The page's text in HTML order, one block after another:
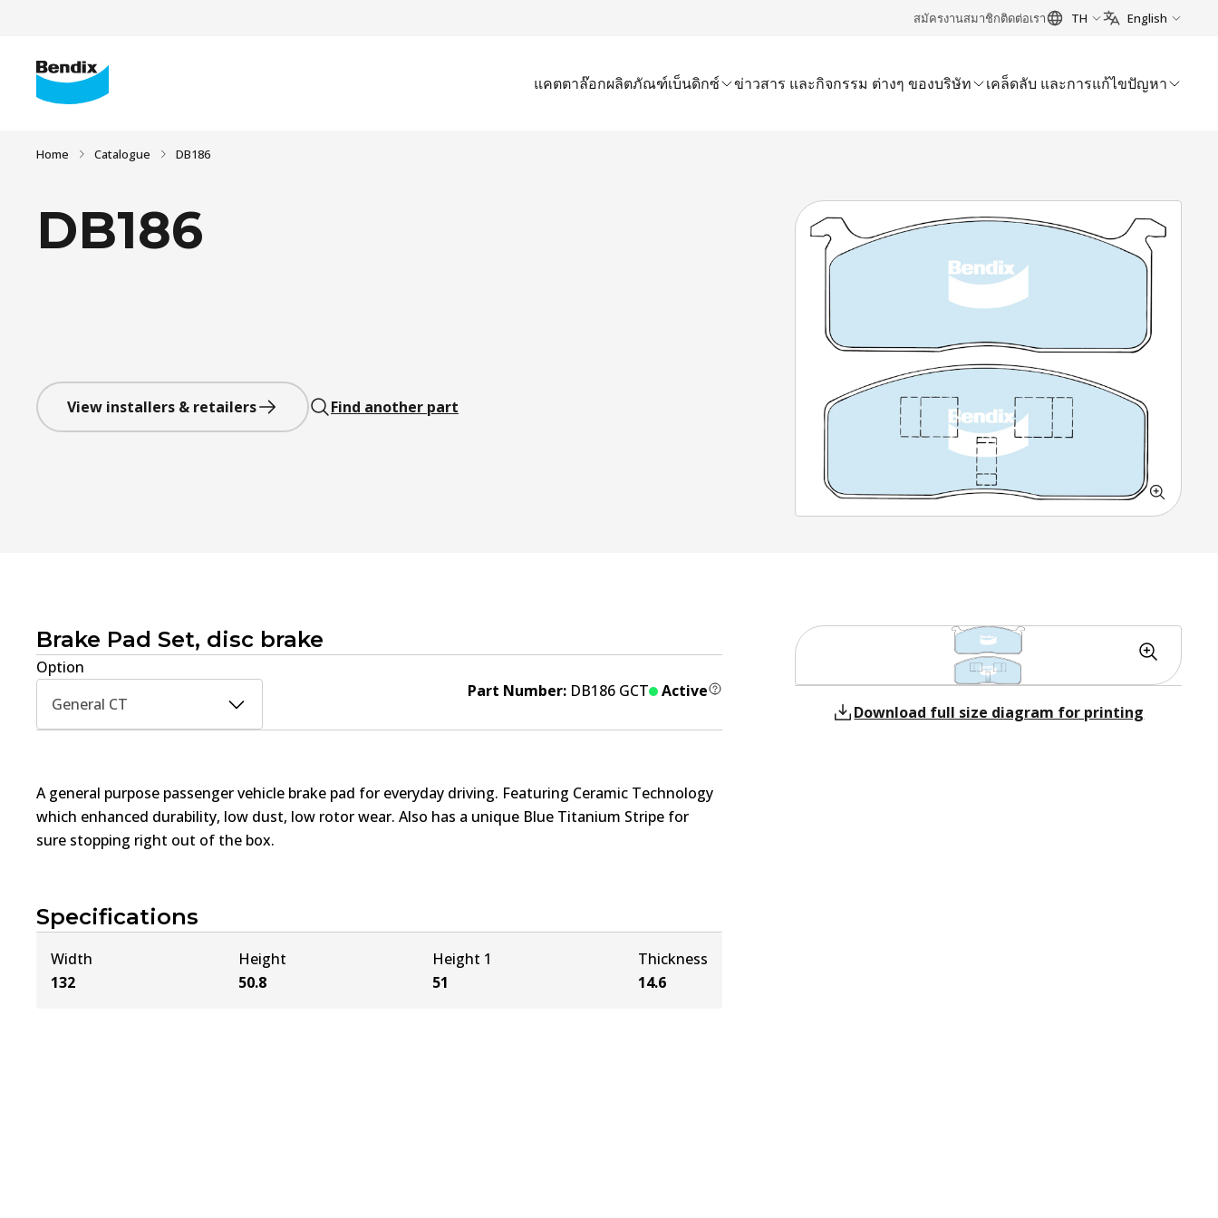
สมัครงานสมาชิกติดต่อเรา TH English
แคตตาล๊อกผลิตภัณฑ์เบ็นดิกซ์ ข่าวสาร และกิจกรรม ต่างๆ ของบริษัท เคล็ดลับ และการแก้ไขปัญหา
Home Catalogue DB186
DB186
View installers & retailers Find another part
Brake Pad Set, disc brake
Option
General CT
Part Number: DB186 GCT Active
Specifications
Width
132
Height
50.8
Height 1
51
Thickness
14.6
Download full size diagram for printing
A general purpose passenger vehicle brake pad for everyday driving. Featuring Ceramic Technology
which enhanced durability, low dust, low rotor wear. Also has a unique Blue Titanium Stripe for
sure stopping right out of the box.